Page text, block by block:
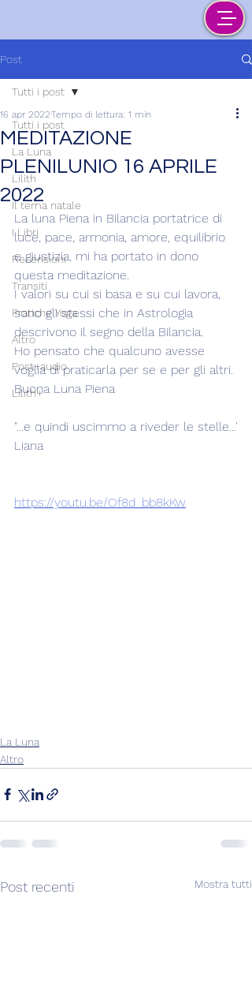
Post
Tutti i post
La Luna
Lilith
Il tema natale
I Libri
Recensioni
Transiti
Pratiche Yoga
Altro
Post+audio
Lilith+
Tutti i post
MEDITAZIONE
PLENILUNIO 16 APRILE
2022
16 apr 2022Tempo di lettura: 1 min
La luna Piena in Bilancia portatrice di
luce, pace, armonia, amore, equilibrio
e giustizia, mi ha portato in dono
questa meditazione.
I valori su cui si basa e su cui lavora,
sono gli stessi che in Astrologia
descrivono il segno della Bilancia.
Ho pensato che qualcuno avesse
voglia di praticarla per se e per gli altri.
Buona Luna Piena
"...e quindi uscimmo a riveder le stelle...'
Liana
https://youtu.be/Of8d_bb8kKw
La Luna
Altro
Post recenti Mostra tutti